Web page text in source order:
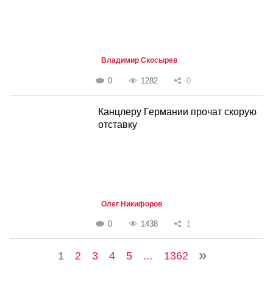
Владимир Скосырев
0 1282 0
Канцлеру Германии прочат скорую
отставку
Олег Никифоров
0 1438 1
1 2 3 4 5 ... 1362